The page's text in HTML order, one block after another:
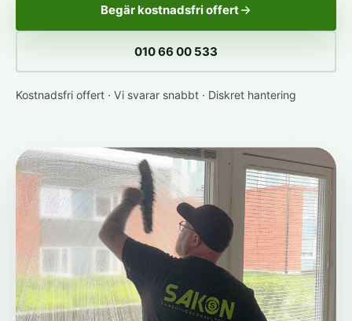
Begär kostnadsfri offert
010 66 00 533
Kostnadsfri offert · Vi svarar snabbt · Diskret hantering